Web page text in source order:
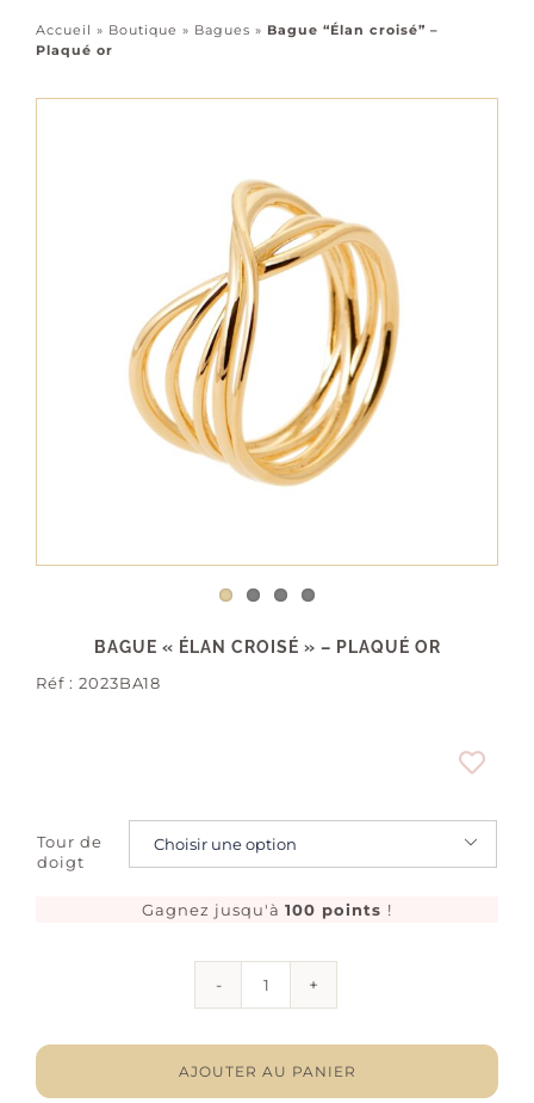
Accueil » Boutique » Bagues » Bague “Élan croisé” –
Plaqué or
BAGUE « ÉLAN CROISÉ » – PLAQUÉ OR
Réf : 2023BA18
Tour de
doigt

Gagnez jusqu'à 100 points !
"Élan
croisé"
AJOUTER AU PANIER